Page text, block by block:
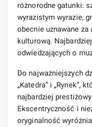
różnorodne gatunki:
wyrazistym wyrazie,
obecnie uznawane za
kulturową.
odwiedzających o
Do najważniejszych
„Katedra” i „Rynek”,
najbardziej
Ekscentryczność i
oryginalność